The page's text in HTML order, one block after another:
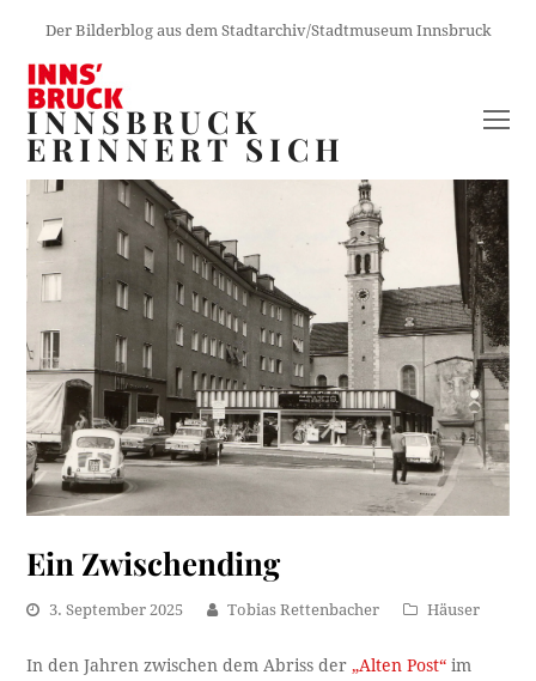
Der Bilderblog aus dem Stadtarchiv/Stadtmuseum Innsbruck
INNSBRUCK
ERINNERT SICH
Ein Zwischending
3. September 2025 Tobias Rettenbacher Häuser
In den Jahren zwischen dem Abriss der„Alten Post“ im